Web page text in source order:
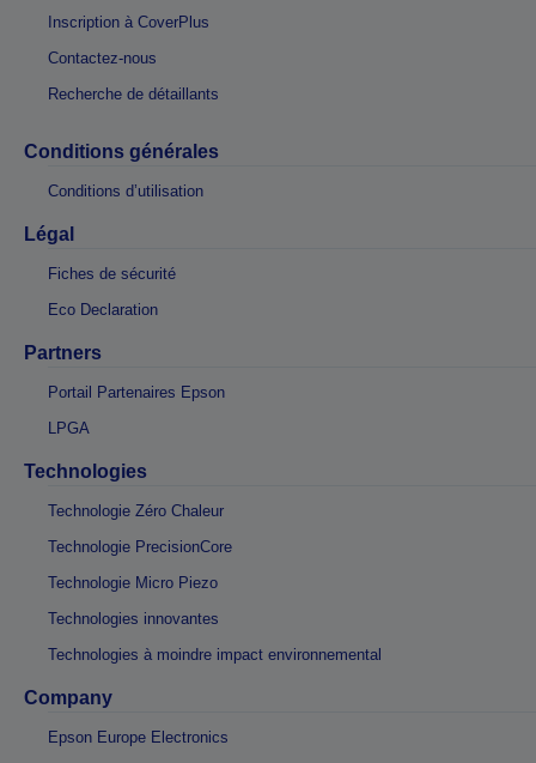
Inscription à CoverPlus
Contactez-nous
Recherche de détaillants
Conditions générales
Conditions d’utilisation
Légal
Fiches de sécurité
Eco Declaration
Partners
Portail Partenaires Epson
LPGA
Technologies
Technologie Zéro Chaleur
Technologie PrecisionCore
Technologie Micro Piezo
Technologies innovantes
Technologies à moindre impact environnemental
Company
Epson Europe Electronics